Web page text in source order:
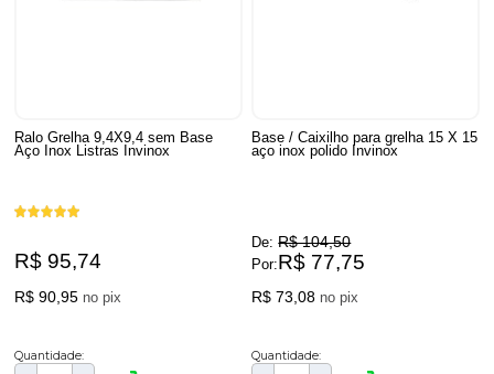
Ralo Grelha 9,4X9,4 sem Base
Aço Inox Listras Invinox
R$ 95,74
R$ 90,95 no pix
Quantidade:
Base / Caixilho para grelha 15 X 15
aço inox polido Invinox
De: R$ 104,50
Por:R$ 77,75
R$ 73,08 no pix
Quantidade: